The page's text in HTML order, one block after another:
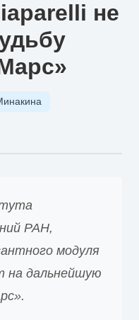
не
РАН,
модуля
на дальнейшую